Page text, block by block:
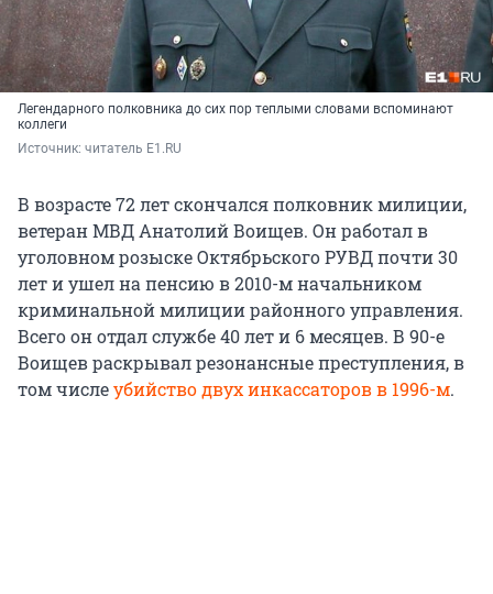
Легендарного полковника до сих пор теплыми словами вспоминают
коллеги
Источник: читатель E1.RU
В возрасте 72 лет скончался полковник милиции,
ветеран МВД Анатолий Воищев. Он работал в
уголовном розыске Октябрьского РУВД почти 30
лет и ушел на пенсию в 2010-м начальником
криминальной милиции районного управления.
Всего он отдал службе 40 лет и 6 месяцев. В 90-е
Воищев раскрывал резонансные преступления, в
том числеубийство двух инкассаторов в 1996-м.